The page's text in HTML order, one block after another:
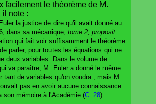
facilement le théorème de M.
il note :
la justice de dire qu'il avait donné au
dans sa mécanique, tome 2, proposit.
qui fait voir suffisamment le théorème
parler, pour toutes les équations qui ne
deux variables. Dans le volume de
va paraître, M. Euler a donné le même
tant de variables qu'on voudra ; mais M.
pas en avoir aucune connaissance
son mémoire à l'Académie (C. 28).